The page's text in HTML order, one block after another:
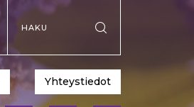
Hae sivustolta
Yhteystiedot